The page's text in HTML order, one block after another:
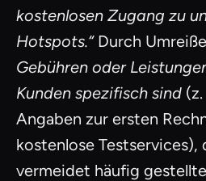
kostenlosen Zugang zu
Hotspots.“Durch
Gebühren oder
Kunden spezifisch sind
Angaben zur ersten
kostenlose Testservices),
vermeidet häufig